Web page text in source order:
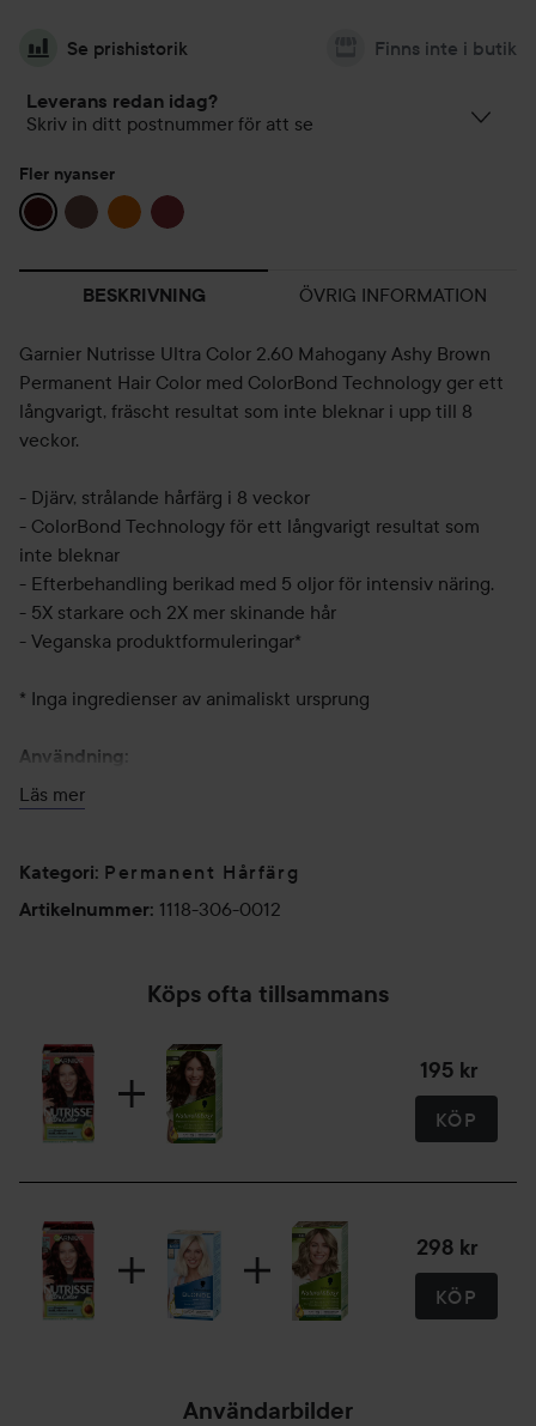
Se prishistorik Finns inte i butik
Leverans redan idag?
Skriv in ditt postnummer för att se
Fler nyanser
BESKRIVNING ÖVRIG INFORMATION
Garnier Nutrisse Ultra Color 2.60 Mahogany Ashy Brown
Permanent Hair Color med ColorBond Technology ger ett
långvarigt, fräscht resultat som inte bleknar i upp till 8
veckor.
- Djärv, strålande hårfärg i 8 veckor
- ColorBond Technology för ett långvarigt resultat som
inte bleknar
- Efterbehandling berikad med 5 oljor för intensiv näring.
- 5X starkare och 2X mer skinande hår
- Veganska produktformuleringar*
* Inga ingredienser av animaliskt ursprung
Användning:
Läs den bifogade bruksanvisningen i förpackningen som
guidar dig längs processen steg för steg. Tips: Lägg en
du har långt eller tjockt hår kan du behöva två
förpackningar.
Läs mer
Kategori: Permanent Hårfärg
Artikelnummer: 1118-306-0012
Köps ofta tillsammans
195 kr
KÖP
298 kr
KÖP
Användarbilder